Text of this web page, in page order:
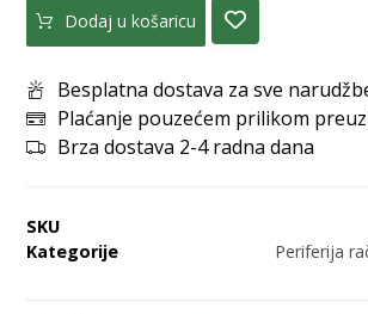
Dodaj u košaricu
Besplatna dostava za sve
Plaćanje pouzećem prilikom
Brza dostava 2-4 radna dana
SKU
Kategorije
Periferija